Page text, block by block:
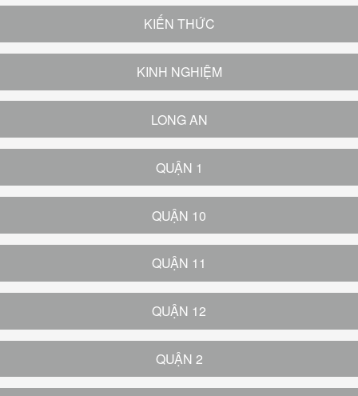
KIẾN THỨC
KINH NGHIỆM
LONG AN
QUẬN 1
QUẬN 10
QUẬN 11
QUẬN 12
QUẬN 2